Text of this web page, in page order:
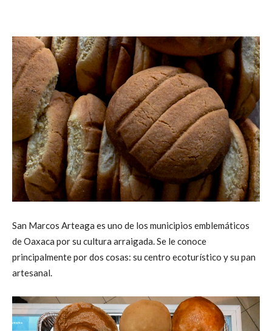
San Marcos Arteaga es uno de los municipios emblemáticos
de Oaxaca por su cultura arraigada. Se le conoce
principalmente por dos cosas: su centro ecoturístico y su pan
artesanal.